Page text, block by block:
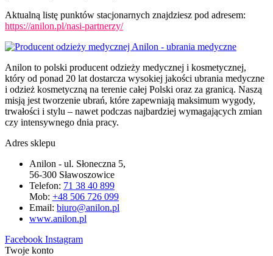
Aktualną listę punktów stacjonarnych znajdziesz pod adresem:
https://anilon.pl/nasi-partnerzy/
Anilon to polski producent odzieży medycznej i kosmetycznej,
który od ponad 20 lat dostarcza wysokiej jakości ubrania medyczne
i odzież kosmetyczną na terenie całej Polski oraz za granicą. Naszą
misją jest tworzenie ubrań, które zapewniają maksimum wygody,
trwałości i stylu – nawet podczas najbardziej wymagających zmian
czy intensywnego dnia pracy.
Adres sklepu
Anilon - ul. Słoneczna 5,
56-300 Sławoszowice
Telefon: 71 38 40 899
Mob: +48 506 726 099
Email: biuro@anilon.pl
www.anilon.pl
Facebook Instagram
Twoje konto